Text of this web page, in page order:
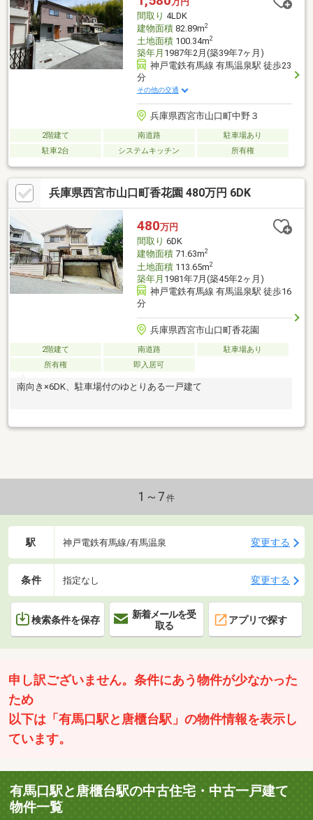
宅」のご提案も可能です。不動産については当社【株式会社福屋
不動産販売】にお任せください！
間取り 4LDK
建物面積82.89m2
土地面積100.34m2
築年月 1987年2月(築39年7ヶ月)
神戸電鉄有馬線 有馬温泉駅 徒歩23
分
その他の交通
兵庫県西宮市山口町中野３
2階建て 南道路
駐車場あり
駐車2台
システムキッチン 所有権
兵庫県西宮市山口町香花園 480万円 6DK
480万円
間取り 6DK
建物面積71.63m2
土地面積113.65m2
築年月 1981年7月(築45年2ヶ月)
神戸電鉄有馬線 有馬温泉駅 徒歩16
分
兵庫県西宮市山口町香花園
2階建て 南道路
駐車場あり
所有権
即入居可
南向き×6DK、駐車場付のゆとりある一戸建て
1～7 件
駅 神戸電鉄有馬線/有馬温泉 変更する
条件 指定なし 変更する
検索条件を保存
新着メールを受
取る
アプリで探す
申し訳ございません。条件にあう物件が少なかった
ため
以下は「有馬口駅と唐櫃台駅」の物件情報を表示し
ています。
有馬口駅と唐櫃台駅の中古住宅・中古一戸建て
物件一覧